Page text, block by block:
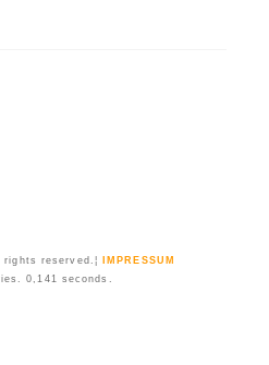
reserved.¦
IMPRESSUM
0,141 seconds.